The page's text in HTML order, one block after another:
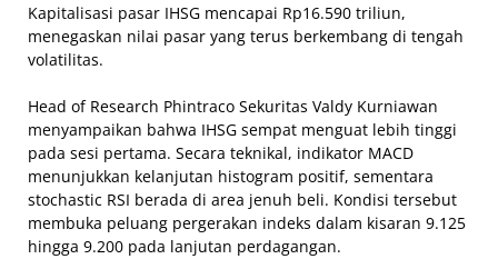
Kapitalisasi pasar IHSG mencapai Rp16.590 triliun,
menegaskan nilai pasar yang terus berkembang di tengah
volatilitas.
Head of Research Phintraco Sekuritas Valdy Kurniawan
menyampaikan bahwa IHSG sempat menguat lebih tinggi
pada sesi pertama. Secara teknikal, indikator MACD
menunjukkan kelanjutan histogram positif, sementara
stochastic RSI berada di area jenuh beli. Kondisi tersebut
membuka peluang pergerakan indeks dalam kisaran 9.125
hingga 9.200 pada lanjutan perdagangan.